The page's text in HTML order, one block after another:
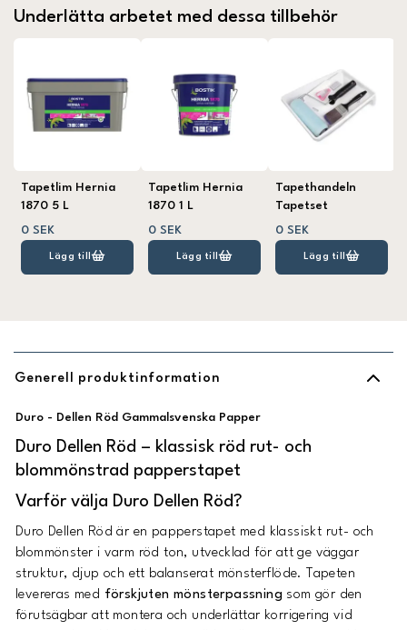
Underlätta arbetet med dessa tillbehör
Tapetlim Hernia
1870 5 L
0 SEK
Lägg till
Tapetlim Hernia
1870 1 L
0 SEK
Lägg till
Tapethandeln
Tapetset
0 SEK
Lägg till
Generell produktinformation
Duro - Dellen Röd Gammalsvenska Papper
Duro Dellen Röd – klassisk röd rut- och
blommönstrad papperstapet
Varför välja Duro Dellen Röd?
Duro Dellen Röd är en papperstapet med klassiskt rut- och
blommönster i varm röd ton, utvecklad för att ge väggar
struktur, djup och ett balanserat mönsterflöde. Tapeten
levereras med förskjuten mönsterpassning som gör den
förutsägbar att montera och underlättar korrigering vid